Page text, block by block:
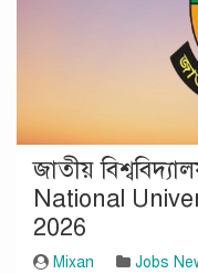
জাতীয়
National
2026
Mixan Jobs